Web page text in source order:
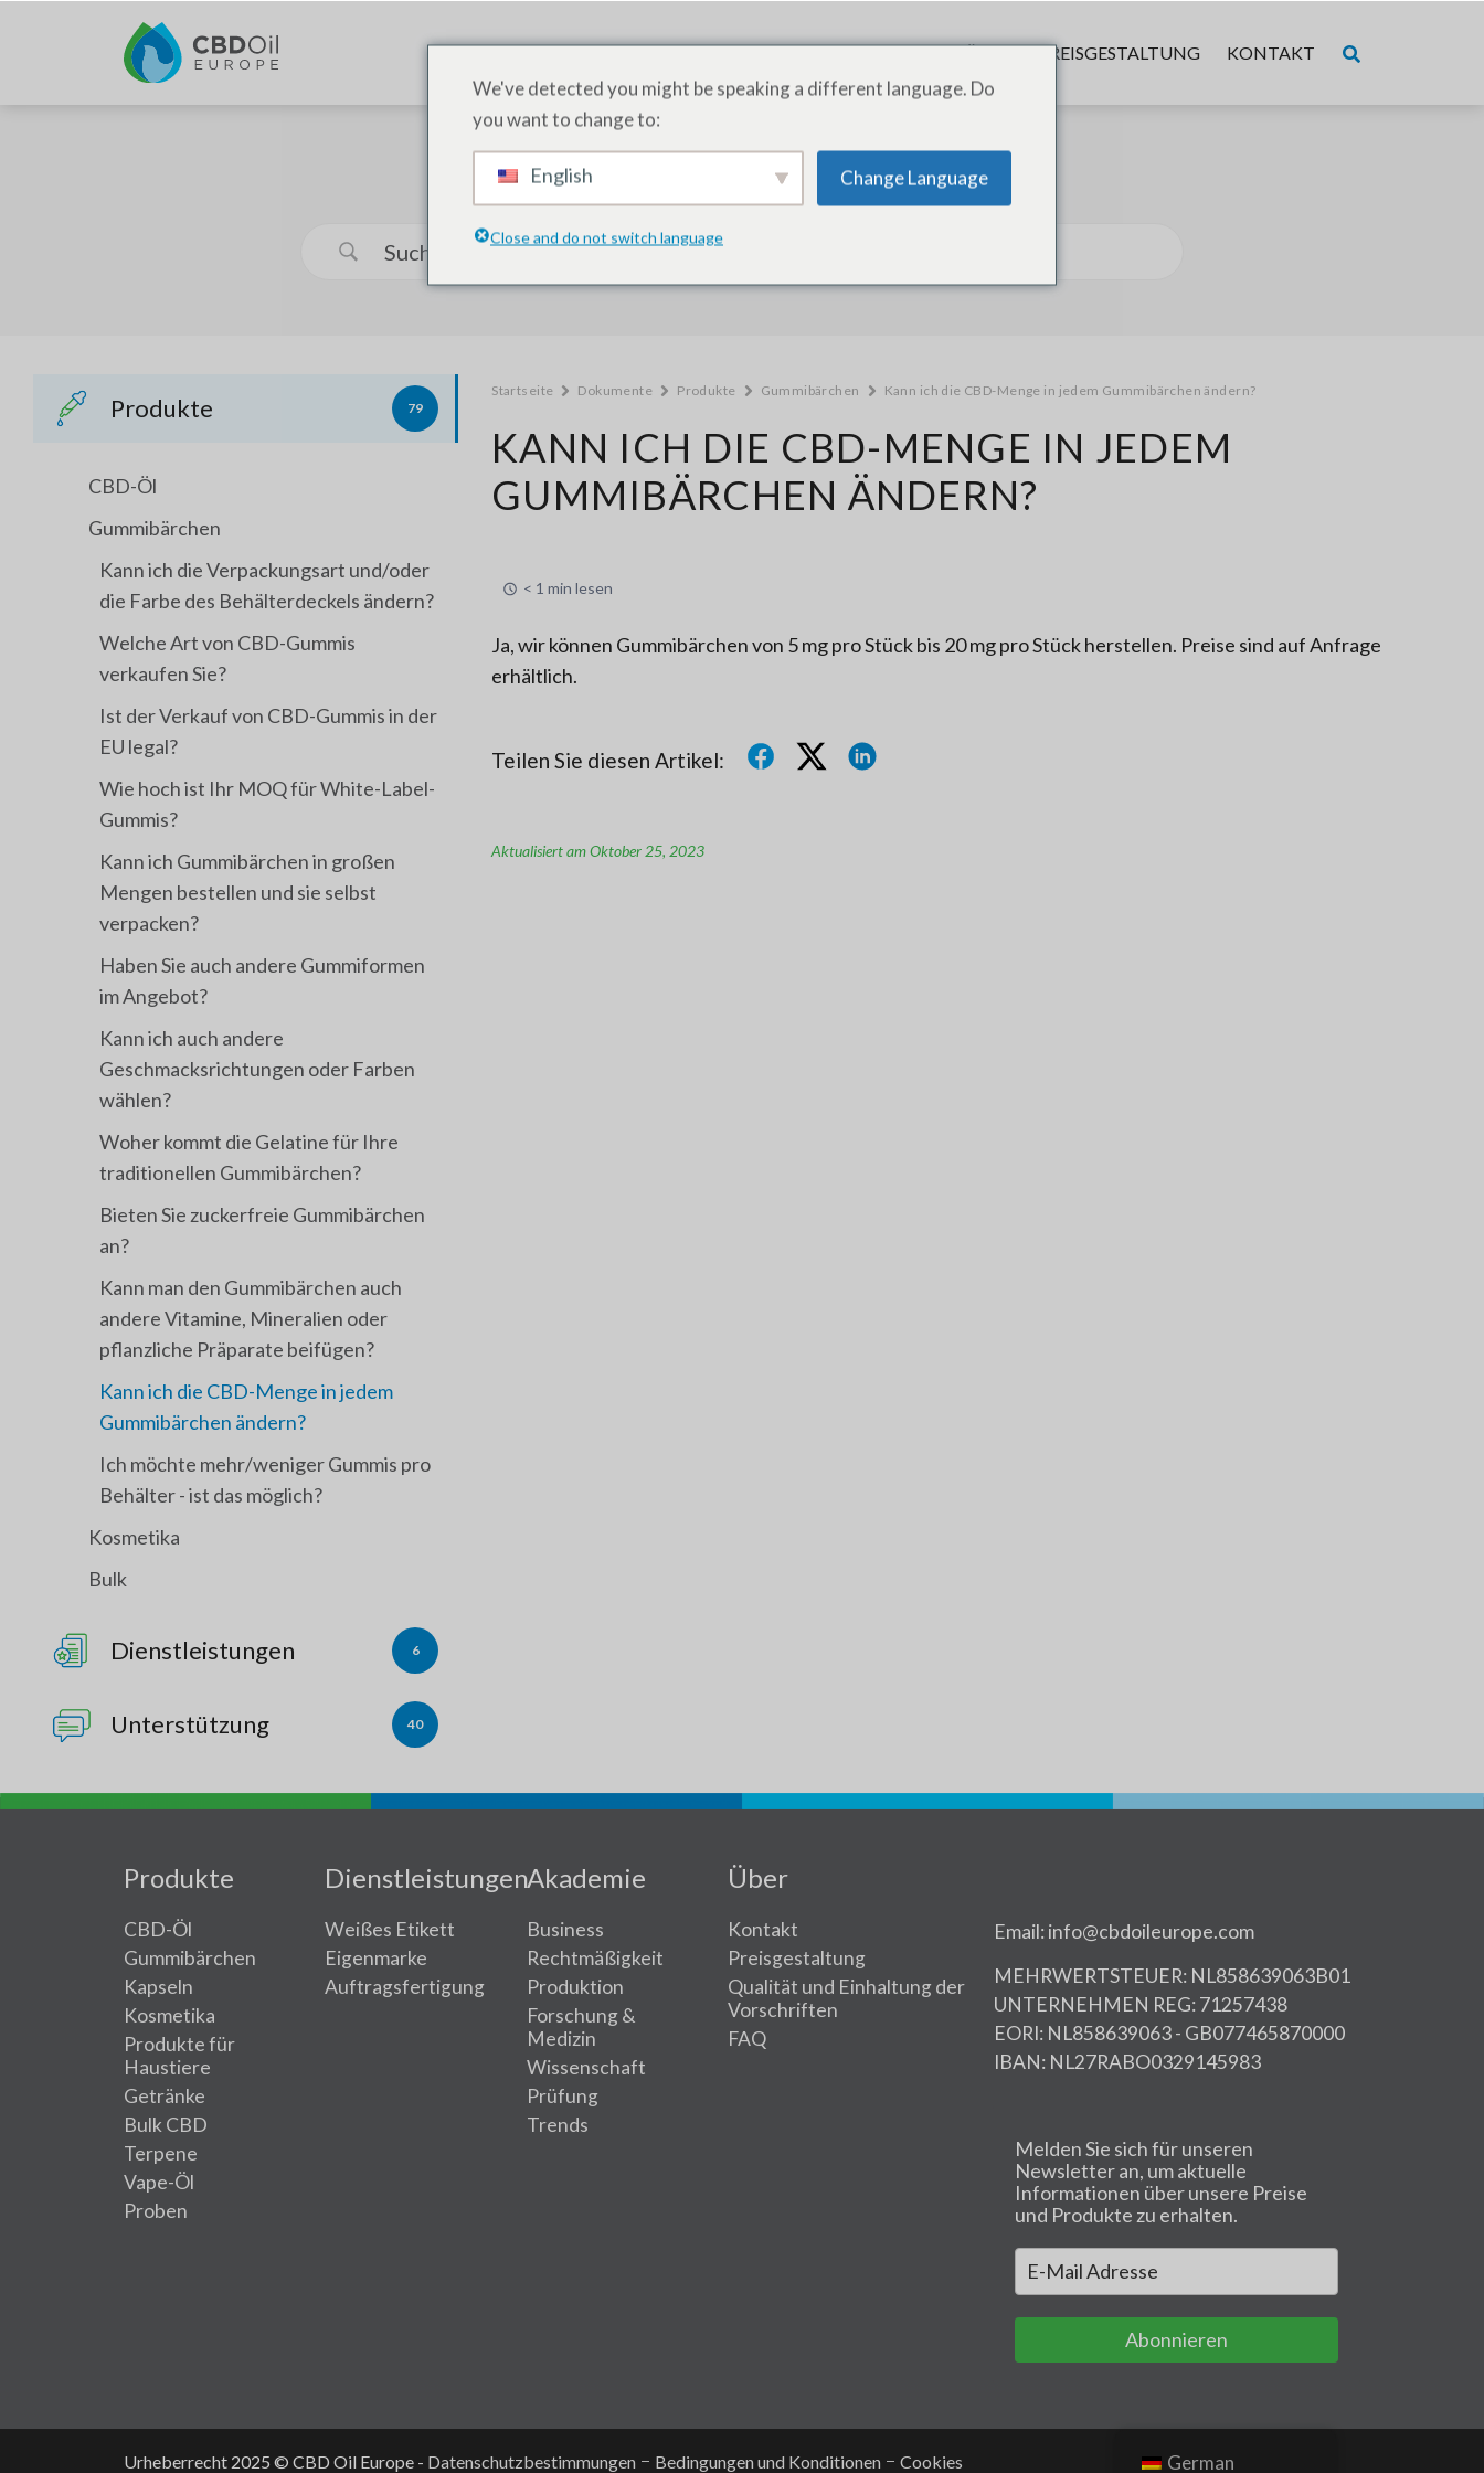
PRODUKTE DIENSTLEISTUNGEN AKADEMIE ÜBER PREISGESTALTUNG KONTAKT
Wie können wir helfen?
Produkte 79
CBD-Öl
Gummibärchen
Kann ich die Verpackungsart und/oder
die Farbe des Behälterdeckels ändern?
Welche Art von CBD-Gummis
verkaufen Sie?
Ist der Verkauf von CBD-Gummis in der
EU legal?
Wie hoch ist Ihr MOQ für White-Label-
Gummis?
Kann ich Gummibärchen in großen
Mengen bestellen und sie selbst
verpacken?
Haben Sie auch andere Gummiformen
im Angebot?
Kann ich auch andere
Geschmacksrichtungen oder Farben
wählen?
Woher kommt die Gelatine für Ihre
traditionellen Gummibärchen?
Bieten Sie zuckerfreie Gummibärchen
an?
Kann man den Gummibärchen auch
andere Vitamine, Mineralien oder
pflanzliche Präparate beifügen?
Kann ich die CBD-Menge in jedem
Gummibärchen ändern?
Ich möchte mehr/weniger Gummis pro
Behälter - ist das möglich?
Kosmetika
Bulk
Dienstleistungen 6
Unterstützung 40
Startseite Dokumente Produkte Gummibärchen Kann ich die CBD-Menge in jedem Gummibärchen ändern?
KANN ICH DIE CBD-MENGE IN JEDEM
GUMMIBÄRCHEN ÄNDERN?
< 1 min lesen
Ja, wir können Gummibärchen von 5 mg pro Stück bis 20 mg pro Stück herstellen. Preise sind auf Anfrage
erhältlich.
Teilen Sie diesen Artikel:
Aktualisiert am Oktober 25, 2023
Produkte
CBD-Öl
Gummibärchen
Kapseln
Kosmetika
Produkte für
Haustiere
Getränke
Bulk CBD
Terpene
Vape-Öl
Proben
Dienstleistungen
Weißes Etikett
Eigenmarke
Auftragsfertigung
Akademie
Business
Rechtmäßigkeit
Produktion
Forschung &
Medizin
Wissenschaft
Prüfung
Trends
Über
Kontakt
Preisgestaltung
Qualität und Einhaltung der
Vorschriften
FAQ
Email: info@cbdoileurope.com
MEHRWERTSTEUER: NL858639063B01
UNTERNEHMEN REG: 71257438
EORI: NL858639063 - GB077465870000
IBAN: NL27RABO0329145983
Melden Sie sich für unseren
Newsletter an, um aktuelle
Informationen über unsere Preise
und Produkte zu erhalten.
Abonnieren
Urheberrecht 2025 © CBD Oil Europe - Datenschutzbestimmungen Bedingungen und Konditionen Cookies German
We've detected you might be speaking a different language. Do
you want to change to:
English Change Language
Close and do not switch language